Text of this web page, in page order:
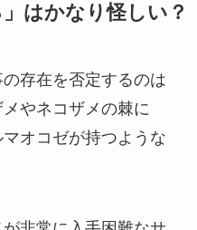
はかなり怪しい？
存在を否定するのは
やネコザメの棘に
オコゼが持つような